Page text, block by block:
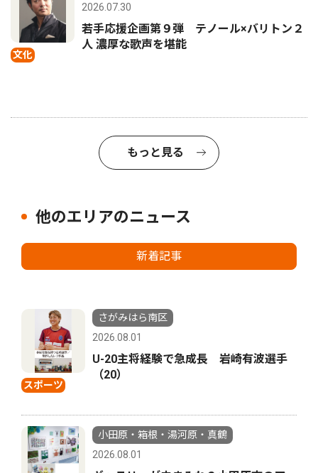
文化
2026.07.30
若手応援企画第９弾 テノール×バリトン２
人 濃厚な歌声を堪能
もっと見る
他のエリアのニュース
新着記事
スポーツ
さがみはら南区
2026.08.01
U-20主将経験で急成長 岩崎有波選手
（20）
小田原・箱根・湯河原・真鶴
2026.08.01